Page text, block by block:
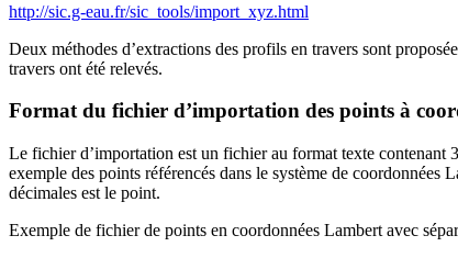
http://sic.g-eau.fr/sic_tools/import_xyz.html
Deux méthodes d’extractions des profils en travers sont
travers ont été relevés.
Format du fichier d’importation des points à
Le fichier d’importation est un fichier au format texte contenant
exemple des points référencés dans le système de
décimales est le point.
Exemple de fichier de points en coordonnées Lambert avec